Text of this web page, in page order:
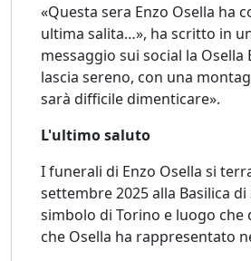
«Questa sera Enzo Osella ha
ultima salita…», ha scritto in
messaggio sui social la Osella
lascia sereno, con una
sarà difficile dimenticare».
L'ultimo saluto
I funerali di Enzo Osella si
settembre 2025 alla Basilica di
simbolo di Torino e luogo che
che Osella ha rappresentato